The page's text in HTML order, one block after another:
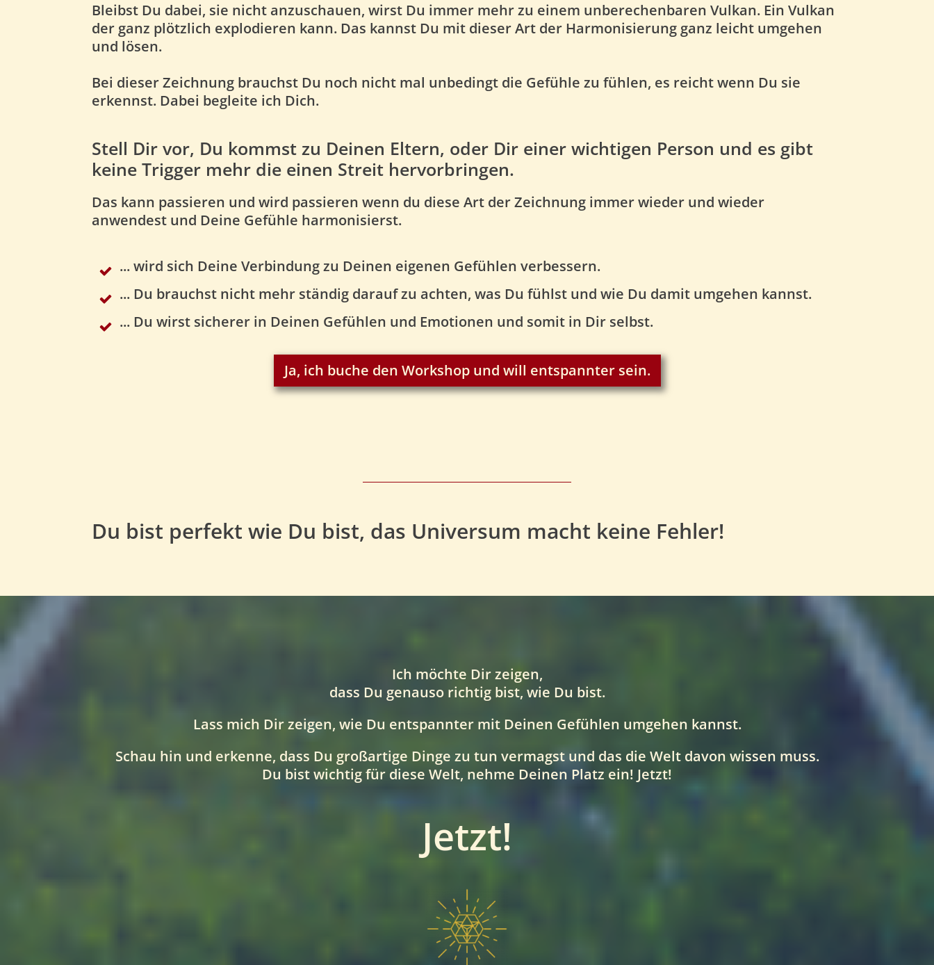
Bleibst Du dabei, sie nicht anzuschauen, wirst Du immer mehr zu einem unberechenbaren Vulkan. Ein Vulkan
der ganz plötzlich explodieren kann. Das kannst Du mit dieser Art der Harmonisierung ganz leicht umgehen
und lösen.
Bei dieser Zeichnung brauchst Du noch nicht mal unbedingt die Gefühle zu fühlen, es reicht wenn Du sie
erkennst. Dabei begleite ich Dich.
Stell Dir vor, Du kommst zu Deinen Eltern, oder Dir einer wichtigen Person und es gibt
keine Trigger mehr die einen Streit hervorbringen.
Das kann passieren und wird passieren wenn du diese Art der Zeichnung immer wieder und wieder
anwendest und Deine Gefühle harmonisierst.
... wird sich Deine Verbindung zu Deinen eigenen Gefühlen verbessern.
... Du brauchst nicht mehr ständig darauf zu achten, was Du fühlst und wie Du damit umgehen kannst.
... Du wirst sicherer in Deinen Gefühlen und Emotionen und somit in Dir selbst.
Ja, ich buche den Workshop und will entspannter sein.
Du bist perfekt wie Du bist, das Universum macht keine Fehler!
Ich möchte Dir zeigen,
dass Du genauso richtig bist, wie Du bist.
Lass mich Dir zeigen, wie Du entspannter mit Deinen Gefühlen umgehen kannst.
Schau hin und erkenne, dass Du großartige Dinge zu tun vermagst und das die Welt davon wissen muss.
Du bist wichtig für diese Welt, nehme Deinen Platz ein! Jetzt!
Jetzt!